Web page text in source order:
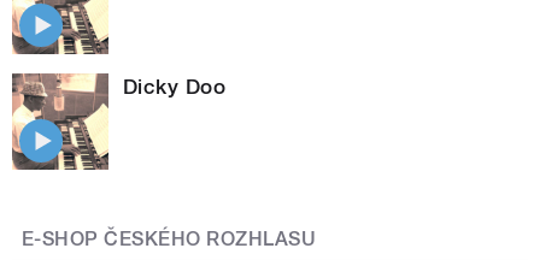
Dicky Doo
E-SHOP ČESKÉHO ROZHLASU